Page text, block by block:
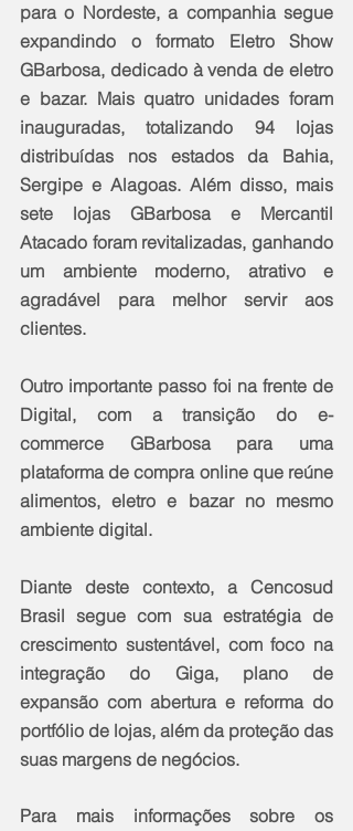
para o Nordeste, a companhia segue
expandindo o formato Eletro Show
GBarbosa, dedicado à venda de eletro
e bazar. Mais quatro unidades foram
inauguradas, totalizando 94 lojas
distribuídas nos estados da Bahia,
Sergipe e Alagoas. Além disso, mais
sete lojas GBarbosa e Mercantil
Atacado foram revitalizadas, ganhando
um ambiente moderno, atrativo e
agradável para melhor servir aos
clientes.
Outro importante passo foi na frente de
Digital, com a transição do e-
commerce GBarbosa para uma
plataforma de compra online que reúne
alimentos, eletro e bazar no mesmo
ambiente digital.
Diante deste contexto, a Cencosud
Brasil segue com sua estratégia de
crescimento sustentável, com foco na
integração do Giga, plano de
expansão com abertura e reforma do
portfólio de lojas, além da proteção das
suas margens de negócios.
Para mais informações sobre os